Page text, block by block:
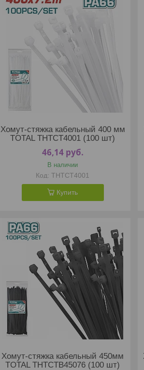
Хомут-стяжка кабельный 400 мм
TOTAL THTCT4001 (100 шт)
46,14 руб.
В наличии
THTCT4001
Купить
Хомут-стяжка кабельный 450мм
TOTAL THTCTB45076 (100 шт)